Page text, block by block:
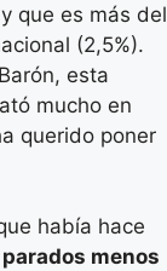
que es más del
(2,5%).
esta
mucho en
querido poner
había hace
menos